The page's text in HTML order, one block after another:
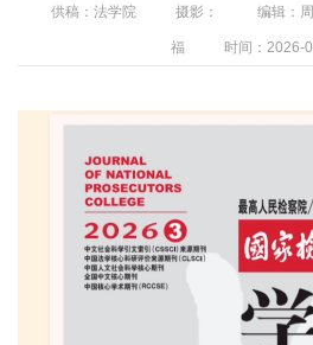
供稿：法学院 摄影： 编辑：
福 时间：2026-